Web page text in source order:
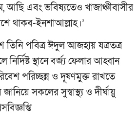
আছি এবং ভবিষ্যতেও খাজাঞ্চীবাসীর
থাকব-ইনশাআল্লাহ।’
তিনি পবিত্র ঈদুল আজহায় যত্রতত্র
স্থানে বর্জ্য ফেলার আহ্বান
পরিচ্ছন্ন ও দূষণমুক্ত রাখতে
সকলের সুস্বাস্থ্য ও দীর্ঘায়ু